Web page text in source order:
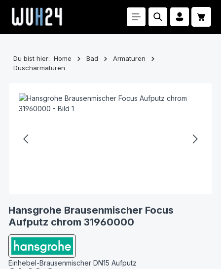
Zum Hauptinhalt springen
Du bist hier: Home Bad
Armaturen
Duscharmaturen
Hansgrohe Brausenmischer Focus
Aufputz chrom 31960000
Einhebel-Brausenmischer DN15 Aufputz